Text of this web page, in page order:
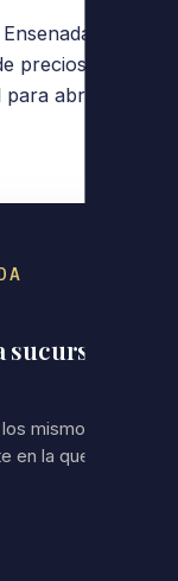
Baja
precios bajos,
abrir la
mismos
en la que te